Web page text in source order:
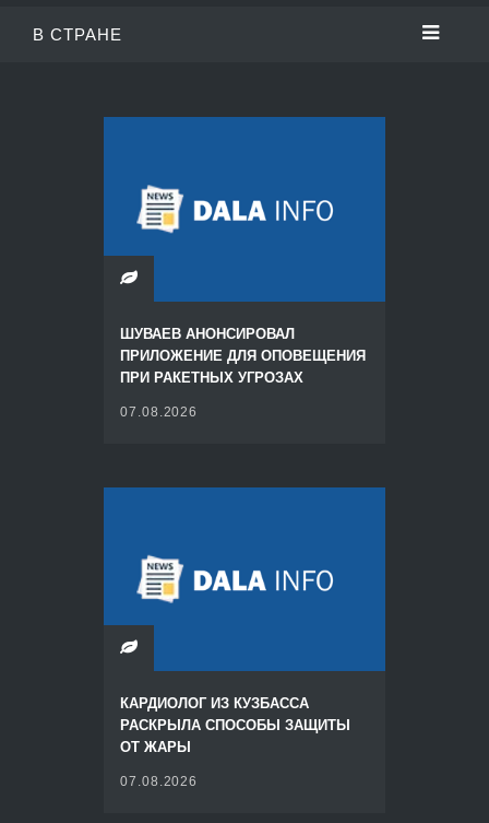
В СТРАНЕ
ШУВАЕВ АНОНСИРОВАЛ
ПРИЛОЖЕНИЕ ДЛЯ ОПОВЕЩЕНИЯ
ПРИ РАКЕТНЫХ УГРОЗАХ
07.08.2026
КАРДИОЛОГ ИЗ КУЗБАССА
РАСКРЫЛА СПОСОБЫ ЗАЩИТЫ
ОТ ЖАРЫ
07.08.2026